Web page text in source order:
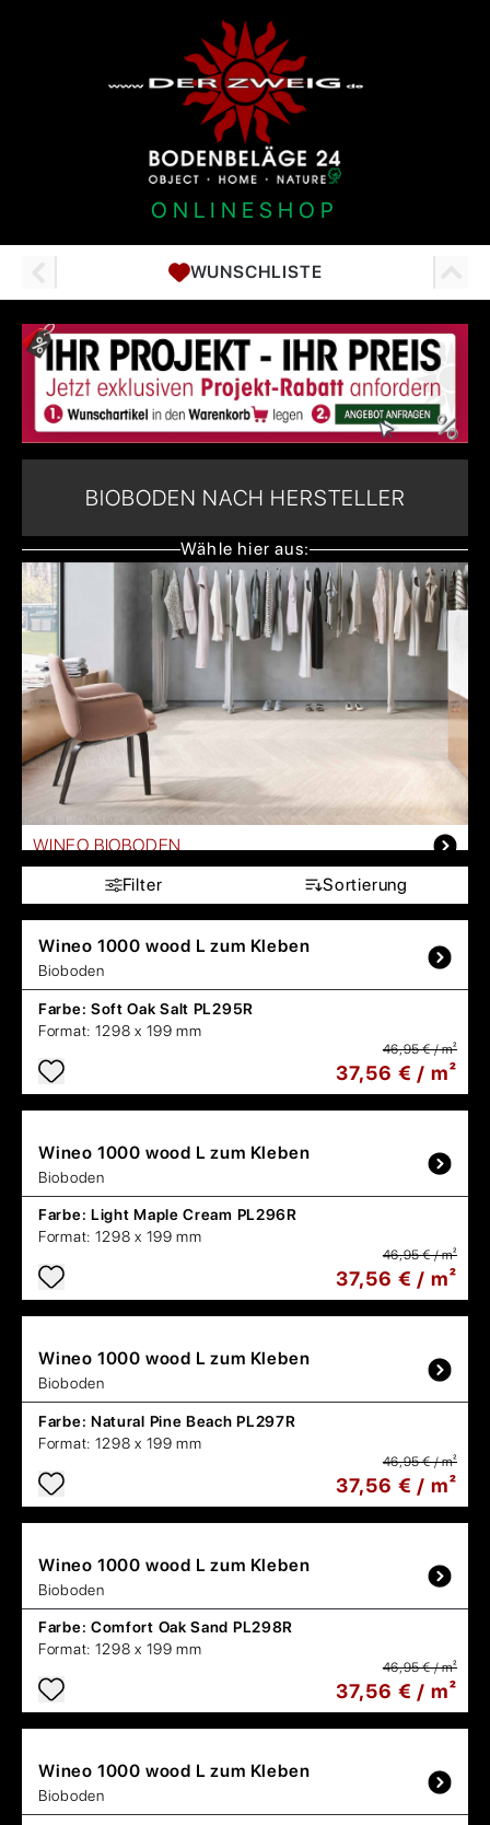
ONLINESHOP
WUNSCHLISTE
BIOBODEN NACH HERSTELLER
Wähle hier aus:
WINEO BIOBODEN
Filter
Sortierung
Wineo 1000 wood L zum Kleben
Bioboden
Farbe: Soft Oak Salt PL295R
Format: 1298 x 199 mm
46,95 € / m²
37,56 € / m²
Wineo 1000 wood L zum Kleben
Bioboden
Farbe: Light Maple Cream PL296R
Format: 1298 x 199 mm
46,95 € / m²
37,56 € / m²
Wineo 1000 wood L zum Kleben
Bioboden
Farbe: Natural Pine Beach PL297R
Format: 1298 x 199 mm
46,95 € / m²
37,56 € / m²
Wineo 1000 wood L zum Kleben
Bioboden
Farbe: Comfort Oak Sand PL298R
Format: 1298 x 199 mm
46,95 € / m²
37,56 € / m²
Wineo 1000 wood L zum Kleben
Bioboden